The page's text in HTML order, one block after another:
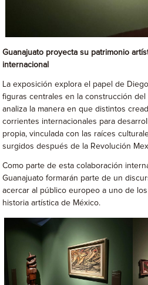
Guanajuato proyecta su patrimonio
internacional
La exposición explora el papel de
figuras centrales en la construcción
analiza la manera en que distintos
corrientes internacionales para
propia, vinculada con las raíces
surgidos después de la Revolución
Como parte de esta colaboración
Guanajuato formarán parte de un
acercar al público europeo a uno de
historia artística de México.